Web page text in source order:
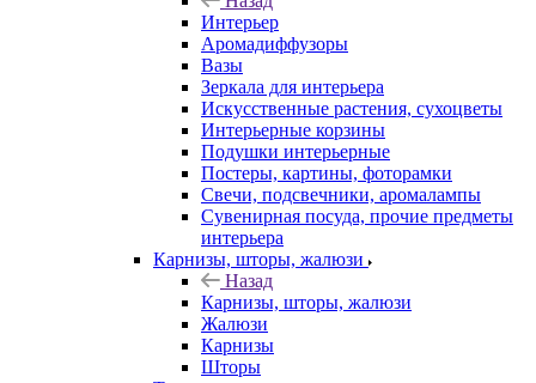
Интерьер
Аромадиффузоры
Вазы
Зеркала для интерьера
Искусственные растения, сухоцветы
Интерьерные корзины
Подушки интерьерные
Постеры, картины, фоторамки
Свечи, подсвечники, аромалампы
Сувенирная посуда, прочие предметы
интерьера
Карнизы, шторы, жалюзи
Назад
Карнизы, шторы, жалюзи
Жалюзи
Карнизы
Шторы